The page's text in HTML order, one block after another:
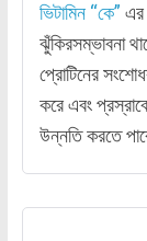
ভিটামিন “কে” এর
ঝুঁকিরসম্ভাবনা
প্রোটিনের
করে এবং
উন্নতি করতে